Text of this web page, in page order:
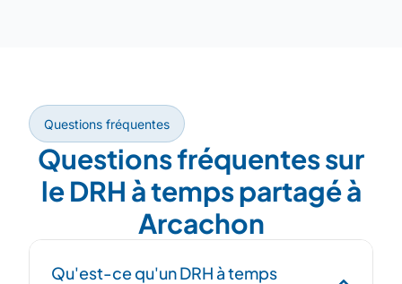
Questions fréquentes
Questions fréquentes sur
le DRH à temps partagé à
Arcachon
Qu'est-ce qu'un DRH à temps